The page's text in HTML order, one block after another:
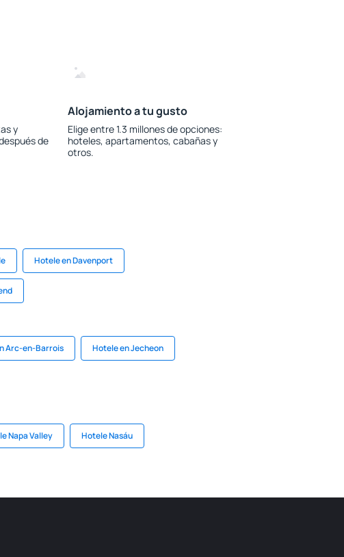
y
de
Alojamiento a tu gusto
Elige entre 1.3 millones de opciones:
hoteles, apartamentos, cabañas y
otros.
Hotele en Davenport
Arc-en-Barrois Hotele en Jecheon
Napa Valley Hotele Nasáu